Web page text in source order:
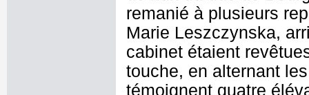
remanié à plusieurs
Marie Leszczynska,
cabinet étaient
touche, en alternant
témoignent quatre